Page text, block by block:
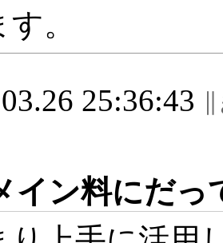
。
25:36:43
イン料にだっ